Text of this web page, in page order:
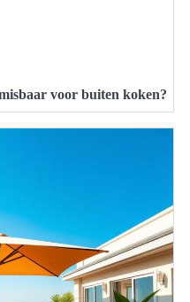
voor buiten koken?